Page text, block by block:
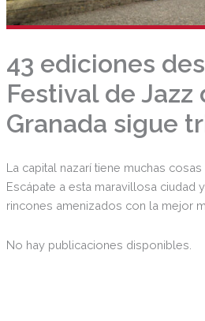
43 ediciones
Festival de Jazz
Granada sigue
La capital nazarí tiene muchas
Escápate a esta maravillosa ciudad
rincones amenizados con la mejor
No hay publicaciones disponibles.